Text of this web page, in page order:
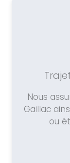
Nous
Gaillac
ou